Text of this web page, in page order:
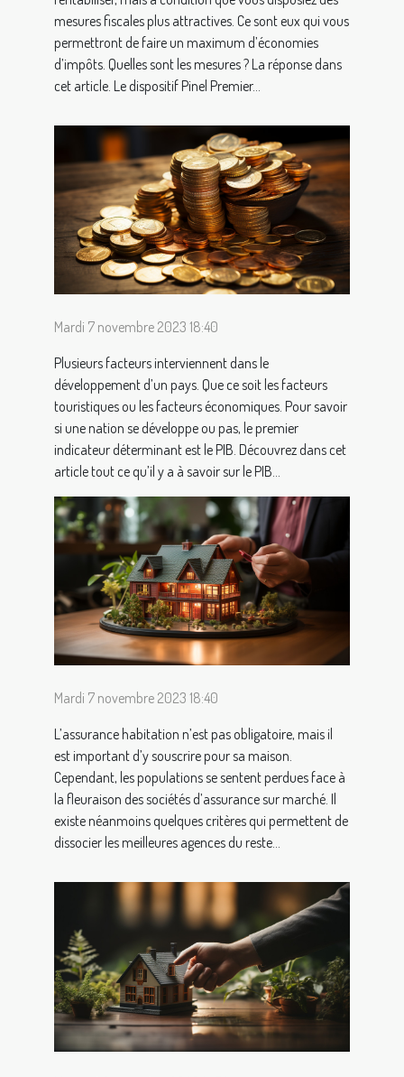
mesures fiscales plus attractives. Ce sont eux qui vous
permettront de faire un maximum d’économies
d’impôts. Quelles sont les mesures ? La réponse dans
cet article. Le dispositif Pinel Premier...
Mardi 7 novembre 2023 18:40
Plusieurs facteurs interviennent dans le
développement d’un pays. Que ce soit les facteurs
touristiques ou les facteurs économiques. Pour savoir
si une nation se développe ou pas, le premier
indicateur déterminant est le PIB. Découvrez dans cet
article tout ce qu’il y a à savoir sur le PIB...
Mardi 7 novembre 2023 18:40
L’assurance habitation n’est pas obligatoire, mais il
est important d’y souscrire pour sa maison.
Cependant, les populations se sentent perdues face à
la fleuraison des sociétés d’assurance sur marché. Il
existe néanmoins quelques critères qui permettent de
dissocier les meilleures agences du reste...